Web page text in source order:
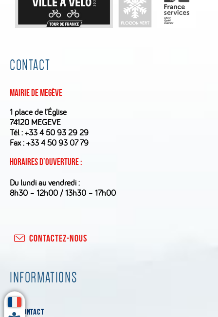
CONTACT
Mairie de Megève
1 place de l’Église
74120 MEGEVE
Tél :+33 4 50 93 29 29
Fax : +33 4 50 93 07 79
Horaires d’ouverture :
Du lundi au vendredi :
8h30 – 12h00 / 13h30 – 17h00
CONTACTEZ-NOUS
INFORMATIONS
CONTACT